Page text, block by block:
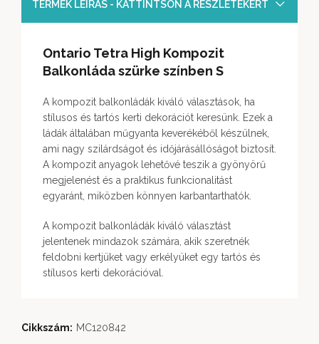
TERMÉK LEÍRÁS - KATTINTSON A RÉSZLETEKÉRT
Ontario Tetra High Kompozit
Balkonláda szürke színben S
A kompozit balkonládák kiváló választások, ha
stílusos és tartós kerti dekorációt keresünk. Ezek a
ládák általában műgyanta keverékéből készülnek,
ami nagy szilárdságot és időjárásállóságot biztosít.
A kompozit anyagok lehetővé teszik a gyönyörű
megjelenést és a praktikus funkcionalitást
egyaránt, miközben könnyen karbantarthatók.
A kompozit balkonládák kiváló választást
jelentenek mindazok számára, akik szeretnék
feldobni kertjüket vagy erkélyüket egy tartós és
stílusos kerti dekorációval.
Cikkszám: MC120842